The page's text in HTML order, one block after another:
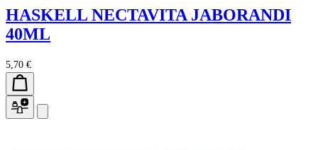
HASKELL NECTAVITA JABORANDI
40ML
5,70 €